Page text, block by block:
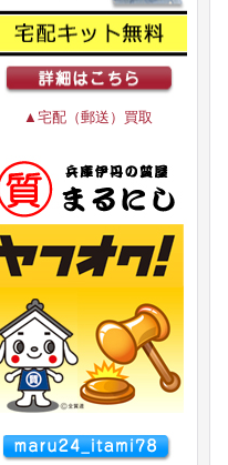
▲宅配（郵送）買取